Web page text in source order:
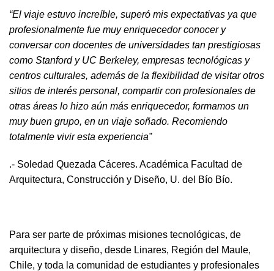
“El viaje estuvo increíble, superó mis expectativas ya que
profesionalmente fue muy enriquecedor conocer y
conversar con docentes de universidades tan prestigiosas
como Stanford y UC Berkeley, empresas tecnológicas y
centros culturales, además de la flexibilidad de visitar otros
sitios de interés personal, compartir con profesionales de
otras áreas lo hizo aún más enriquecedor, formamos un
muy buen grupo, en un viaje soñado. Recomiendo
totalmente vivir esta experiencia”
.- Soledad Quezada Cáceres. Académica Facultad de
Arquitectura, Construcción y Diseño, U. del Bío Bío.
Para ser parte de próximas misiones tecnológicas, de
arquitectura y diseño, desde Linares, Región del Maule,
Chile, y toda la comunidad de estudiantes y profesionales